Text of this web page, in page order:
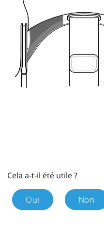
Cela a-t-il été utile ?
Oui Non